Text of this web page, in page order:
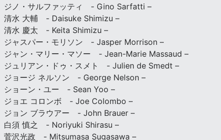
ジノ・サルファッティ - Gino Sarfatti –
清水 大輔 - Daisuke Shimizu –
清水 慶太 - Keita Shimizu –
ジャスパー・モリソン - Jasper Morrison –
ジャン・マリー・マソー - Jean-Marie Massaud –
ジュリアン・ドゥ・スメト - Julien de Smedt –
ジョージ ネルソン - George Nelson –
ショーン・ユー - Sean Yoo –
ジョエ コロンボ - Joe Colombo –
ジョン ブラウアー - John Brauer –
白須 慎之 - Noriyuki Shirasu –
菅沢光政 - Mitsumasa Sugasawa –